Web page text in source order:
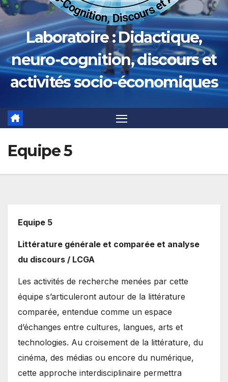
Laboratoire : Didactique,
neuro-cognition, discours et
activités socio-économiques
Equipe 5
Equipe 5
Littérature générale et comparée et analyse
du discours / LCGA
Les activités de recherche menées par cette
équipe s’articuleront autour de la littérature
comparée, entendue comme un espace
d’échanges entre cultures, langues, arts et
technologies. Au croisement de la littérature, du
cinéma, des médias ou encore du numérique,
cette approche interdisciplinaire permettra